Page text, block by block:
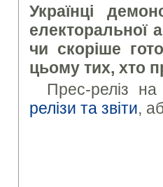
Українці
електоральної
чи скоріше
цьому тих, хто
Прес-реліз
релізи та звіти,